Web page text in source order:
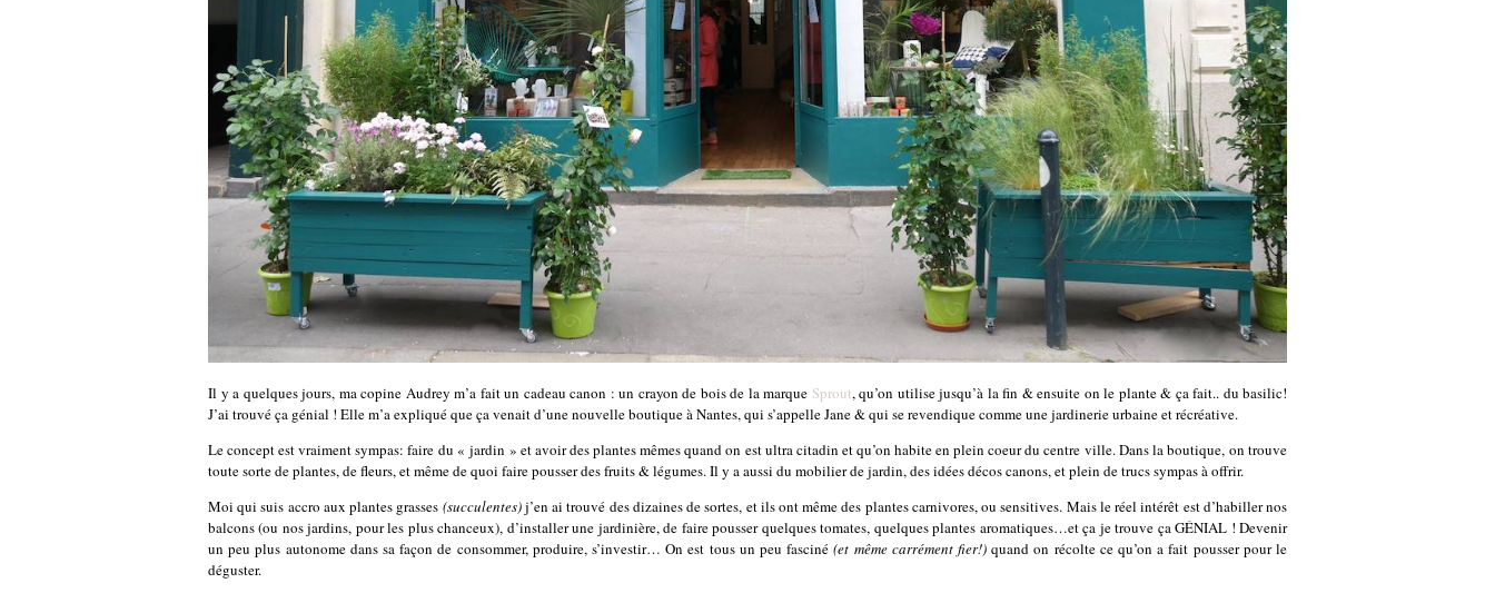
Il y a quelques jours, ma copine Audrey m’a fait un cadeau canon : un crayon de bois de la marque Sprout, qu’on utilise jusqu’à la fin & ensuite on le plante & ça fait.. du basilic!
J’ai trouvé ça génial ! Elle m’a expliqué que ça venait d’une nouvelle boutique à Nantes, qui s’appelle Jane & qui se revendique comme une jardinerie urbaine et récréative.
Le concept est vraiment sympas: faire du « jardin » et avoir des plantes mêmes quand on est ultra citadin et qu’on habite en plein coeur du centre ville. Dans la boutique, on trouve
toute sorte de plantes, de fleurs, et même de quoi faire pousser des fruits & légumes. Il y a aussi du mobilier de jardin, des idées décos canons, et plein de trucs sympas à offrir.
Moi qui suis accro aux plantes grasses (succulentes)j’en ai trouvé des dizaines de sortes, et ils ont même des plantes carnivores, ou sensitives. Mais le réel intérêt est d’habiller nos
balcons (ou nos jardins, pour les plus chanceux), d’installer une jardinière, de faire pousser quelques tomates, quelques plantes aromatiques…et ça je trouve ça GÉNIAL ! Devenir
un peu plus autonome dans sa façon de consommer, produire, s’investir… On est tous un peu fasciné(et même carrément fier!) quand on récolte ce qu’on a fait pousser pour le
déguster.